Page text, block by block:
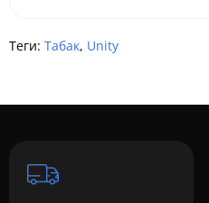
Теги: Табак, Unity